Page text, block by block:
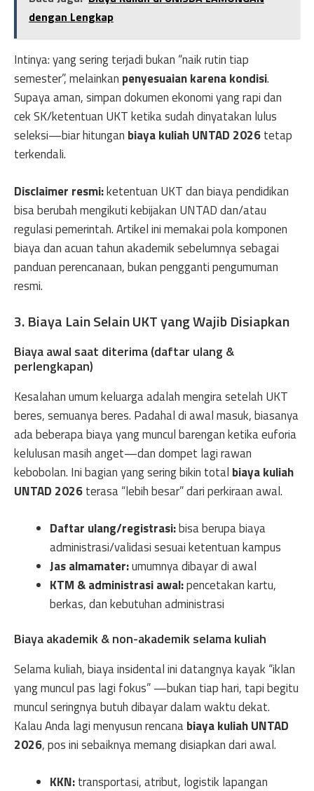
dengan Lengkap
Intinya: yang sering terjadi bukan “naik rutin tiap
semester”, melainkan penyesuaian karena kondisi.
Supaya aman, simpan dokumen ekonomi yang rapi dan
cek SK/ketentuan UKT ketika sudah dinyatakan lulus
seleksi—biar hitungan biaya kuliah UNTAD 2026tetap
terkendali.
Disclaimer resmi:ketentuan UKT dan biaya pendidikan
bisa berubah mengikuti kebijakan UNTAD dan/atau
regulasi pemerintah. Artikel ini memakai pola komponen
biaya dan acuan tahun akademik sebelumnya sebagai
panduan perencanaan, bukan pengganti pengumuman
resmi.
3. Biaya Lain Selain UKT yang Wajib Disiapkan
Biaya awal saat diterima (daftar ulang &
perlengkapan)
Kesalahan umum keluarga adalah mengira setelah UKT
beres, semuanya beres. Padahal di awal masuk, biasanya
ada beberapa biaya yang muncul barengan ketika euforia
kelulusan masih anget—dan dompet lagi rawan
kebobolan. Ini bagian yang sering bikin total biaya kuliah
UNTAD 2026terasa “lebih besar” dari perkiraan awal.
Daftar ulang/registrasi:bisa berupa biaya
administrasi/validasi sesuai ketentuan kampus
Jas almamater:umumnya dibayar di awal
KTM & administrasi awal:pencetakan kartu,
berkas, dan kebutuhan administrasi
Biaya akademik & non-akademik selama kuliah
Selama kuliah, biaya insidental ini datangnya kayak “iklan
yang muncul pas lagi fokus” —bukan tiap hari, tapi begitu
muncul seringnya butuh dibayar dalam waktu dekat.
Kalau Anda lagi menyusun rencanabiaya kuliah UNTAD
2026, pos ini sebaiknya memang disiapkan dari awal.
KKN:transportasi, atribut, logistik lapangan